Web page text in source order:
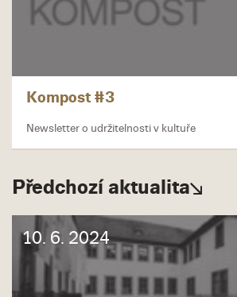
Kompost #3
Newsletter o udržitelnosti v kultuře
Předchozí aktualita
10. 6. 2024